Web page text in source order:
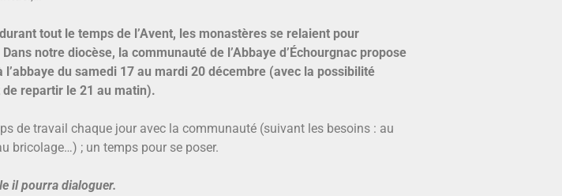
tout le temps de l’Avent, les monastères se relaient pour
Dans notre diocèse, la communauté de l’Abbaye d’Échourgnac propose
du samedi 17 au mardi 20 décembre (avec la possibilité
repartir le 21 au matin).
de travail chaque jour avec la communauté (suivant les besoins : au
bricolage…) ; un temps pour se poser.
il pourra dialoguer.